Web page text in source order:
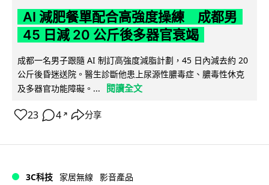
AI 減肥餐單配合高強度操練 成都男
45 日減 20 公斤後多器官衰竭
成都一名男子跟隨 AI 制訂高強度減脂計劃，45 日內減去約 20
公斤後昏迷送院。醫生診斷他患上尿源性膿毒症、膿毒性休克
及多器官功能障礙。...
閱讀全文
23 4 ↗ 分享
3C科技 家居無線 影音產品